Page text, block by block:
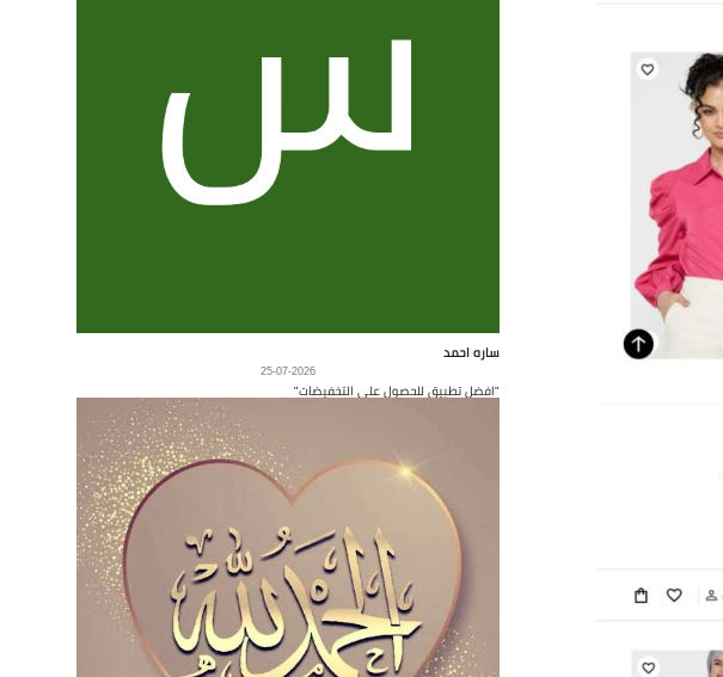
ساره احمد
25-07-2026
"افضل تطبيق للحصول على التخفيضات"